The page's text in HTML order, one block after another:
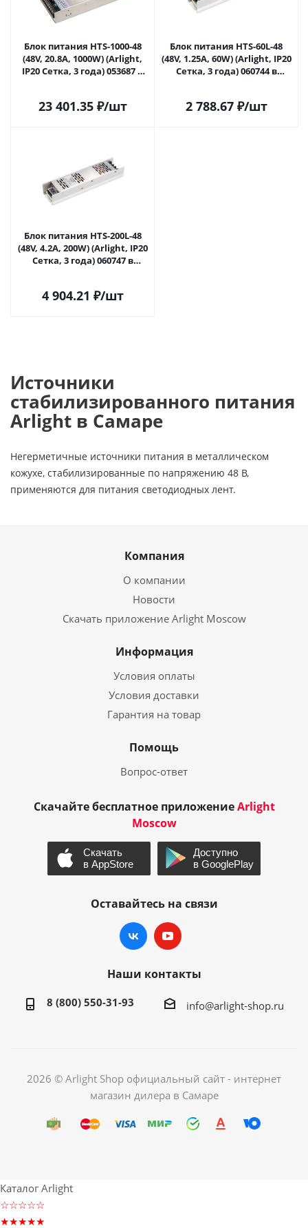
Блок питания HTS-1000-48
(48V, 20.8A, 1000W) (Arlight,
IP20 Сетка, 3 года) 053687 в
23 401.35₽/шт
Блок питания HTS-60L-48
(48V, 1.25A, 60W) (Arlight, IP20
Сетка, 3 года) 060744 в
2 788.67₽/шт
Блок питания HTS-200L-48
(48V, 4.2A, 200W) (Arlight, IP20
Сетка, 3 года) 060747 в
4 904.21 ₽/шт
Источники
стабилизированного питания
Arlight в Самаре
Негерметичные источники питания в металлическом
кожухе, стабилизированные по напряжению 48 В,
применяются для питания светодиодных лент.
Компания
О компании
Новости
Скачать приложение Arlight Moscow
Информация
Условия оплаты
Условия доставки
Гарантия на товар
Помощь
Вопрос-ответ
Скачайте бесплатное приложениеArlight
Moscow
Оставайтесь на связи
Наши контакты
8 (800) 550-31-93 info@arlight-shop.ru
2026 © Arlight Shop официальный сайт - интернет
магазин дилера в Самаре
Каталог Arlight
☆☆☆☆☆
★★★★★